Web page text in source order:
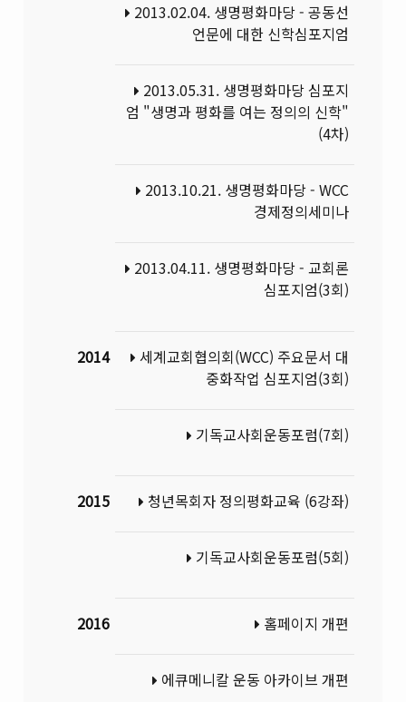
2013.02.04. 생명평화마당 - 공동선
언문에 대한 신학심포지엄
2013.05.31. 생명평화마당 심포지
엄 "생명과 평화를 여는 정의의 신학"
(4차)
2013.10.21. 생명평화마당 - WCC
경제정의세미나
2013.04.11. 생명평화마당 - 교회론
심포지엄(3회)
2014
세계교회협의회(WCC) 주요문서 대
중화작업 심포지엄(3회)
기독교사회운동포럼(7회)
2015 청년목회자 정의평화교육 (6강좌)
기독교사회운동포럼(5회)
2016 홈페이지 개편
에큐메니칼 운동 아카이브 개편